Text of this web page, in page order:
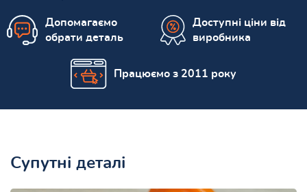
Допомагаємо
обрати деталь
Доступні ціни від
виробника
Працюємо з 2011 року
Супутні деталі